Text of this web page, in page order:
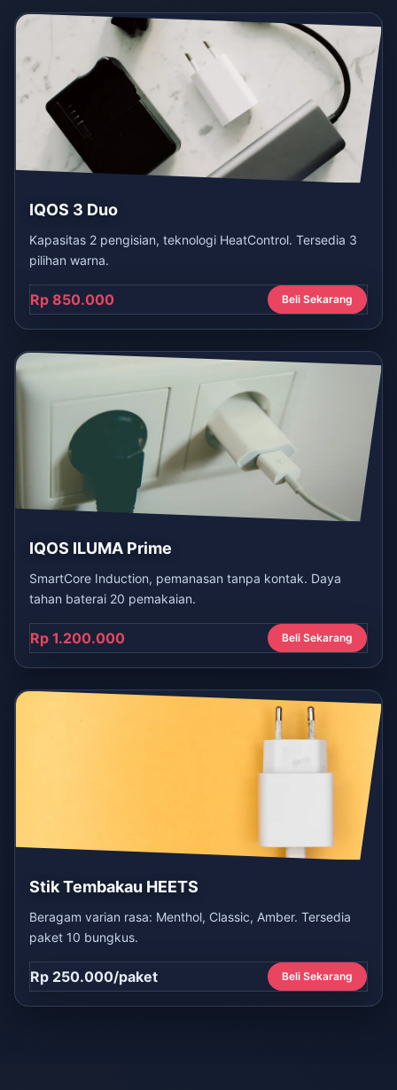
IQOS 3 Duo
Kapasitas 2 pengisian, teknologi HeatControl. Tersedia 3
pilihan warna.
Rp 850.000 Beli Sekarang
IQOS ILUMA Prime
SmartCore Induction, pemanasan tanpa kontak. Daya
tahan baterai 20 pemakaian.
Rp 1.200.000 Beli Sekarang
Stik Tembakau HEETS
Beragam varian rasa: Menthol, Classic, Amber. Tersedia
paket 10 bungkus.
Rp 250.000/paket Beli Sekarang